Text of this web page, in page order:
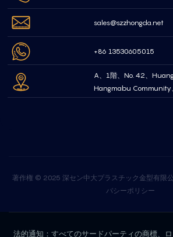
sales@szzhongda.net
+86 13530605015
A、1階、No. 42、
Hangmabu Community
Bao'an Shenzhen、中国
著作権 © 2025 深セン中大プラスチック金型有限
バシーポリシー
法的通知：すべてのサードパーティの商標、